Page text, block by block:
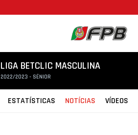
LIGA BETCLIC MASCULINA
2022/2023 - SÉNIOR
ESTATÍSTICAS NOTÍCIAS VÍDEOS